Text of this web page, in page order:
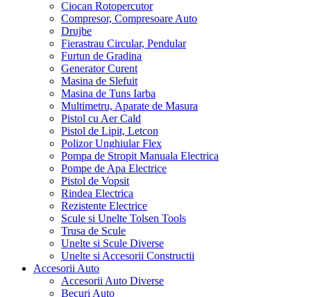
Ciocan Rotopercutor
Compresor, Compresoare Auto
Drujbe
Fierastrau Circular, Pendular
Furtun de Gradina
Generator Curent
Masina de Slefuit
Masina de Tuns Iarba
Multimetru, Aparate de Masura
Pistol cu Aer Cald
Pistol de Lipit, Letcon
Polizor Unghiular Flex
Pompa de Stropit Manuala Electrica
Pompe de Apa Electrice
Pistol de Vopsit
Rindea Electrica
Rezistente Electrice
Scule si Unelte Tolsen Tools
Trusa de Scule
Unelte si Scule Diverse
Unelte si Accesorii Constructii
Accesorii Auto
Accesorii Auto Diverse
Becuri Auto